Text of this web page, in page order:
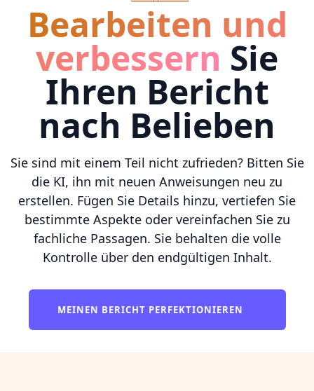
Bearbeiten und
verbessern Sie
Ihren Bericht
nach Belieben
Sie sind mit einem Teil nicht zufrieden? Bitten Sie
die KI, ihn mit neuen Anweisungen neu zu
erstellen. Fügen Sie Details hinzu, vertiefen Sie
bestimmte Aspekte oder vereinfachen Sie zu
fachliche Passagen. Sie behalten die volle
Kontrolle über den endgültigen Inhalt.
MEINEN BERICHT PERFEKTIONIEREN